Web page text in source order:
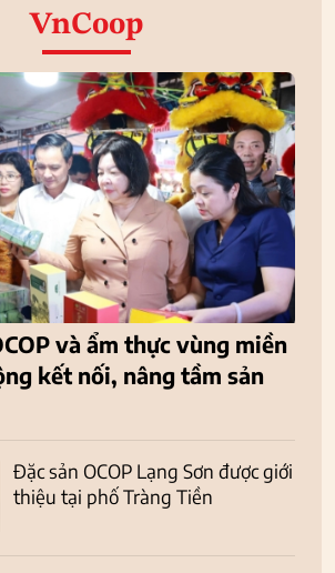
VnCoop
và ẩm thực vùng miền
kết nối, nâng tầm sản
Đặc sản OCOP Lạng Sơn được giới
thiệu tại phố Tràng Tiền